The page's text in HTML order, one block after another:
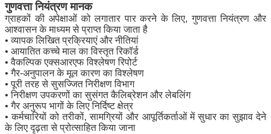
गुणवत्ता नियंत्रण मानक
ग्राहकों की अपेक्षाओं को लगातार पार करने के लिए, गुणवत्ता नियंत्रण और
आश्वासन के माध्यम से प्राप्त किया जाता है
• व्यापक लिखित प्रक्रियाएं और नीतियां
• आयातित कच्चे माल का विस्तृत रिकॉर्ड
• वैकल्पिक एक्सआरएफ विश्लेषण रिपोर्ट
• गैर-अनुपालन के मूल कारण का विश्लेषण
• पूरी तरह से सुसज्जित निरीक्षण विभाग
• निरीक्षण उपकरणों का सुसंगत कैलिब्रेशन और लेबलिंग
• गैर अनुरूप भागों के लिए निर्दिष्ट क्षेत्र
• कर्मचारियों को तरीकों, सामग्रियों और आपूर्तिकर्ताओं में सुधार का सुझाव देने
के लिए दृढ़ता से प्रोत्साहित किया जाना